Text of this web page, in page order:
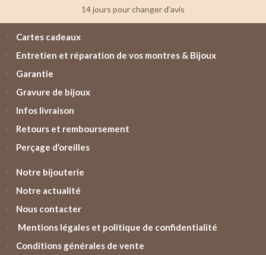
14 jours pour changer d'avis
Cartes cadeaux
Entretien et réparation de vos montres & Bijoux
Garantie
Gravure de bijoux
Infos livraison
Retours et remboursement
Perçage d’oreilles
Notre bijouterie
Notre actualité
Nous contacter
Mentions légales et politique de confidentialité
Conditions générales de vente